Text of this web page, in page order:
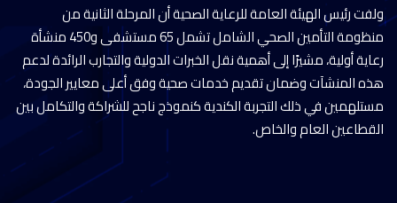
ولفت رئيس الهيئة العامة للرعاية الصحية أن المرحلة الثانية من
منظومة التأمين الصحي الشامل تشمل 65 مستشفى و450 منشأة
رعاية أولية، مشيرًا إلى أهمية نقل الخبرات الدولية والتجارب الرائدة لدعم
هذه المنشآت وضمان تقديم خدمات صحية وفق أعلى معايير الجودة،
مستلهمين في ذلك التجربة الكندية كنموذج ناجح للشراكة والتكامل بين
القطاعين العام والخاص.